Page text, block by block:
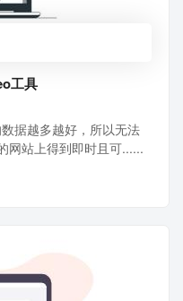
工具
据越多越好，所以无法
网站上得到即时且可......